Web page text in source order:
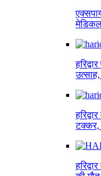
उत्साह,
टक्कर,